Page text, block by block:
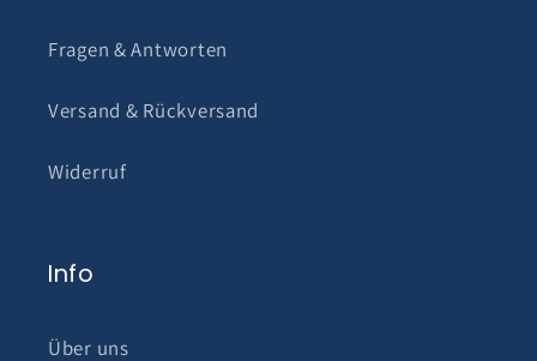
Fragen & Antworten
Versand & Rückversand
Widerruf
Info
Über uns